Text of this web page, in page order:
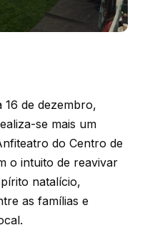
16 de dezembro,
se mais um
do Centro de
o intuito de reavivar
natalício,
as famílias e